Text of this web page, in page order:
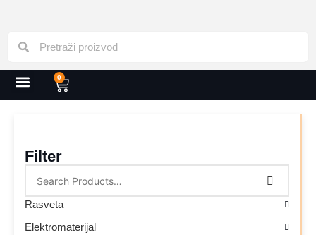
0
Filter
Rasveta
Elektromaterijal